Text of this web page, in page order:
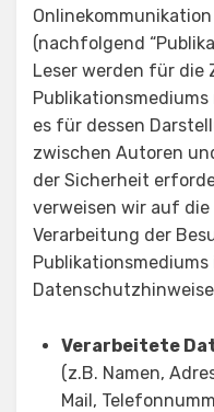
(nachfolgend
Leser werden für die
es für dessen
zwischen Autoren
der Sicherheit
verweisen wir auf
Verarbeitung der
Publikationsmediums
Verarbeitete
(z.B. Namen,
Mail,